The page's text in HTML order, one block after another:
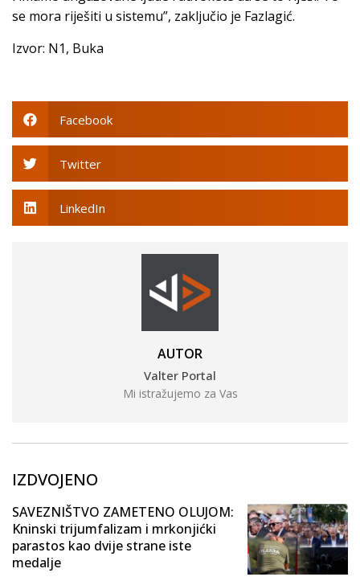
se mora riješiti u sistemu”, zaključio je Fazlagić.
Izvor: N1, Buka
Facebook
Twitter
LinkedIn
AUTOR
Valter Portal
Mi istražujemo za Vas
IZDVOJENO
SAVEZNIŠTVO ZAMETENO OLUJOM:
Kninski trijumfalizam i mrkonjićki
parastos kao dvije strane iste
medalje